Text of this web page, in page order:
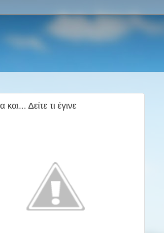
Δείτε τι έγινε